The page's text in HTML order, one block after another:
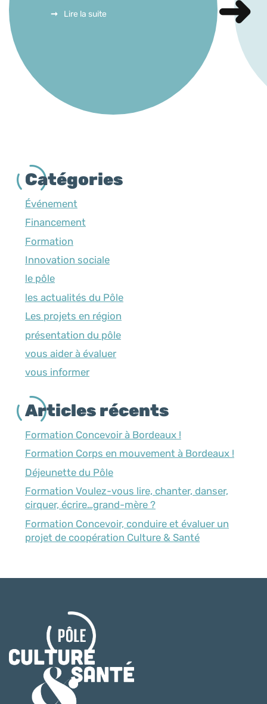
Lire la suite
Catégories
Événement
Financement
Formation
Innovation sociale
le pôle
les actualités du Pôle
Les projets en région
présentation du pôle
vous aider à évaluer
vous informer
Articles récents
Formation Concevoir à Bordeaux !
Formation Corps en mouvement à Bordeaux !
Déjeunette du Pôle
Formation Voulez-vous lire, chanter, danser,
cirquer, écrire…grand-mère ?
Formation Concevoir, conduire et évaluer un
projet de coopération Culture & Santé